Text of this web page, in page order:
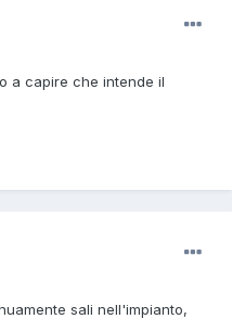
a capire che intende il
sali nell'impianto,